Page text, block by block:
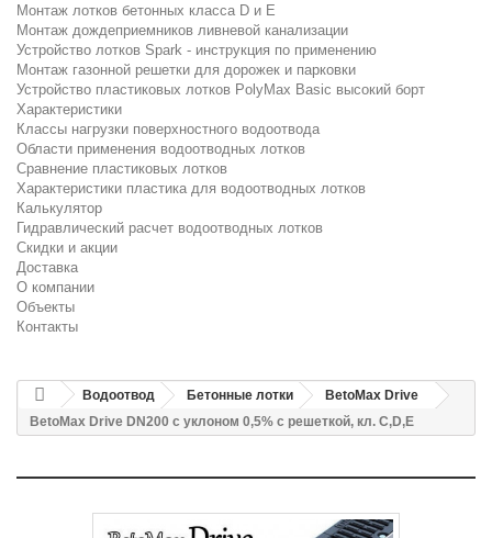
Монтаж лотков бетонных класса D и E
Монтаж дождеприемников ливневой канализации
Устройство лотков Spark - инструкция по применению
Монтаж газонной решетки для дорожек и парковки
Устройство пластиковых лотков PolyMax Basic высокий борт
Характеристики
Классы нагрузки поверхностного водоотвода
Области применения водоотводных лотков
Сравнение пластиковых лотков
Характеристики пластика для водоотводных лотков
Калькулятор
Гидравлический расчет водоотводных лотков
Скидки и акции
Доставка
О компании
Объекты
Контакты
Водоотвод Бетонные лотки
BetoMax Drive
BetoMax Drive DN200 с уклоном 0,5% с решеткой, кл. C,D,E